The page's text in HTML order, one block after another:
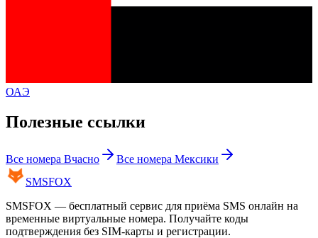
ОАЭ
Полезные ссылки
Все номера Вчасно Все номера Мексики
SMSFOX
SMSFOX — бесплатный сервис для приёма SMS онлайн на
временные виртуальные номера. Получайте коды
подтверждения без SIM-карты и регистрации.